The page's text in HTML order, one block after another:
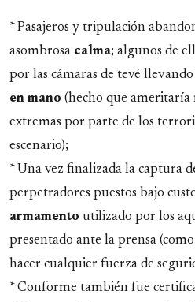
* Pasajeros y tripulación
asombrosa calma; algunos de
por las cámaras de tevé llevando
en mano (hecho que ameritaría
extremas por parte de los
escenario);
* Una vez finalizada la captura
perpetradores puestos bajo
armamento utilizado por los
presentado ante la prensa
hacer cualquier fuerza de
* Conforme también fue